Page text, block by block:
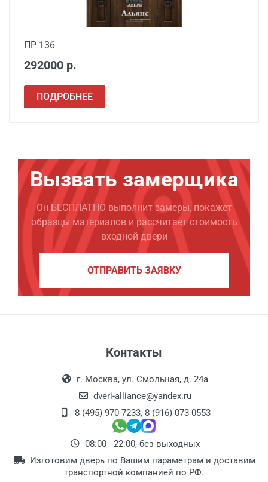
ПР 136
292000 р.
ПОДРОБНЕЕ
Вызвать замерщика
Он БЕСПЛАТНО выполнит замеры, покажет
образцы материалов и рассчитает стоимость
входной двери
ОТПРАВИТЬ ЗАЯВКУ
Контакты
г. Москва, ул. Смольная, д. 24а
dveri-alliance@yandex.ru
8 (495) 970-7233, 8 (916) 073-0553
08:00 - 22:00, без выходных
Изготовим дверь по Вашим параметрам и доставим
транспортной компанией по РФ.